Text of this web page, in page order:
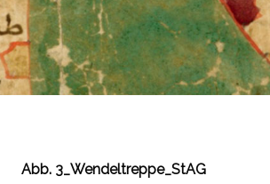
Abb. 3_Wendeltreppe_StAG